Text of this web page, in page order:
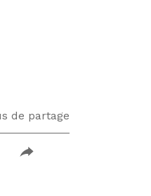
de partage